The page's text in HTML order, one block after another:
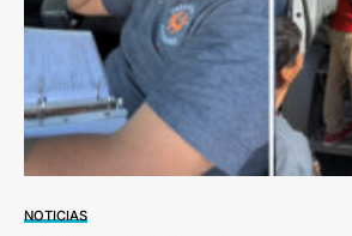
NOTICIAS